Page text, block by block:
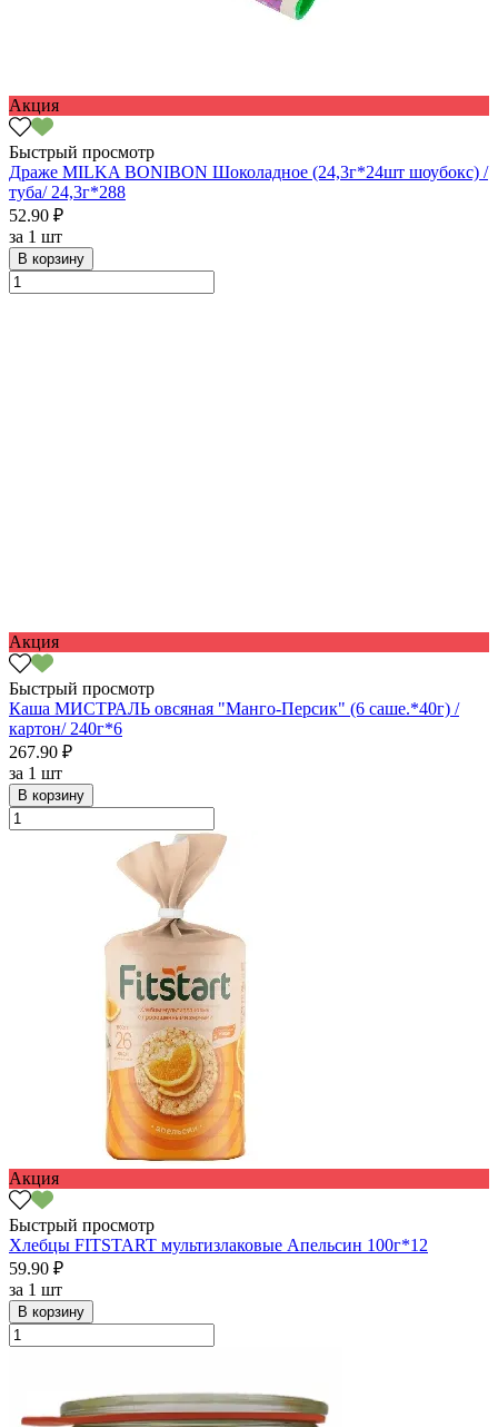
Акция
Быстрый просмотр
Драже MILKA BONIBON Шоколадное (24,3г*24шт шоубокс) /
туба/ 24,3г*288
52.90 ₽
за 1 шт
В корзину
Акция
Быстрый просмотр
Каша МИСТРАЛЬ овсяная "Манго-Персик" (6 саше.*40г) /
картон/ 240г*6
267.90 ₽
за 1 шт
В корзину
Акция
Быстрый просмотр
Хлебцы FITSTART мультизлаковые Апельсин 100г*12
59.90 ₽
за 1 шт
В корзину